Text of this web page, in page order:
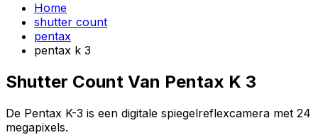
Home
shutter count
pentax
pentax k 3
Shutter Count Van Pentax K 3
De Pentax K-3 is een digitale spiegelreflexcamera met 24
megapixels.